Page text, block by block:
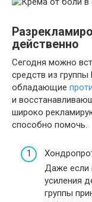
действенно
Сегодня можно
средств из
обладающие
и
широко
способно помочь.
Даже если
усиления
группы